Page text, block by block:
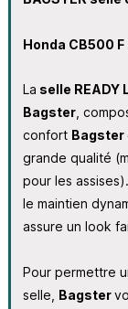
Honda CB500
La selle READY
Bagster,
confort Bagster
grande qualité
pour les
le maintien
assure un look
Pour permettre
selle, Bagster